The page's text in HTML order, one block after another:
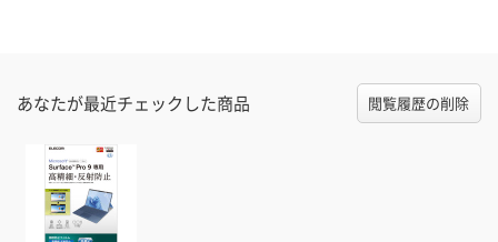
あなたが最近チェックした商品 閲覧履歴の削除